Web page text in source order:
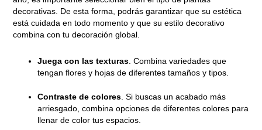
decorativas. De esta forma, podrás garantizar que su estética
está cuidada en todo momento y que su estilo decorativo
combina con tu decoración global.
Juega con las texturas . Combina variedades que
tengan flores y hojas de diferentes tamaños y tipos.
Contraste de colores . Si buscas un acabado más
arriesgado, combina opciones de diferentes colores para
llenar de color tus espacios.